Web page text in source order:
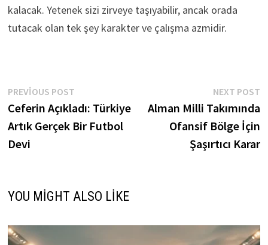
kalacak. Yetenek sizi zirveye taşıyabilir, ancak orada
tutacak olan tek şey karakter ve çalışma azmidir.
Yazı
gezinmesi
PREVIOUS POSTPrevious
post:
Ceferin Açıkladı: Türkiye
Artık Gerçek Bir Futbol
Devi
NEXT POST
Alman Milli Takımında
Ofansif Bölge İçin
Şaşırtıcı Karar
YOU MIGHT ALSO LIKE